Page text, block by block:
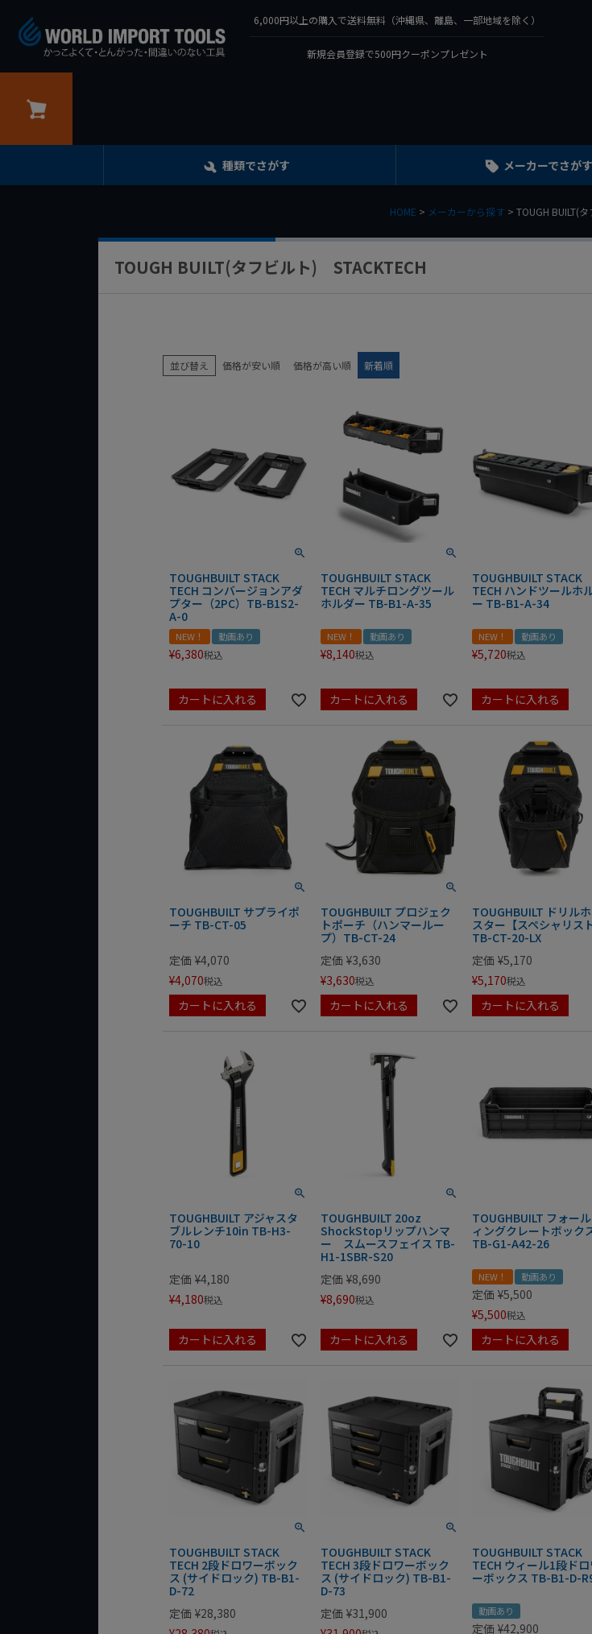
6,000円以上の購入で送料無料（沖縄県、離島、一部地域を除く）
新規会員登録で500円クーポンプレゼント
種類でさがす メーカーでさがす
HOME メーカーから探す TOUGH BUILT(
TOUGH BUILT(タフビルト) STACKTECH
並び替え 価格が安い順 価格が高い順 新着順
TOUGHBUILT STACK
TECH コンバージョンアダ
プター（2PC）TB-B1S2-
A-0
NEW！ 動画あり
¥6,380税込
カートに入れる
TOUGHBUILT STACK
TECH マルチロングツール
ホルダー TB-B1-A-35
NEW！ 動画あり
¥8,140税込
カートに入れる
TOUGHBUILT STACK
TECH ハンドツールホ
ー TB-B1-A-34
NEW！ 動画あり
¥5,720税込
カートに入れる
TOUGHBUILT サプライポ
ーチ TB-CT-05
定価 ¥4,070
¥4,070税込
カートに入れる
TOUGHBUILT プロジェク
トポーチ（ハンマールー
プ）TB-CT-24
定価 ¥3,630
¥3,630税込
カートに入れる
TOUGHBUILT ドリル
スター【スペシャリスト
TB-CT-20-LX
定価 ¥5,170
¥5,170税込
カートに入れる
TOUGHBUILT アジャスタ
ブルレンチ10in TB-H3-
70-10
定価 ¥4,180
¥4,180税込
カートに入れる
TOUGHBUILT 20oz
ShockStopリップハンマ
ー スムースフェイス TB-
H1-1SBR-S20
定価 ¥8,690
¥8,690税込
カートに入れる
TOUGHBUILT フォー
ィングクレートボック
TB-G1-A42-26
NEW！ 動画あり
定価 ¥5,500
¥5,500税込
カートに入れる
TOUGHBUILT STACK
TECH 2段ドロワーボック
ス (サイドロック) TB-B1-
D-72
定価 ¥28,380
TOUGHBUILT STACK
TECH 3段ドロワーボック
ス (サイドロック) TB-B1-
D-73
定価 ¥31,900
TOUGHBUILT STACK
TECH ウィール1段ドロ
ーボックス TB-B1-D-
動画あり
定価 ¥42,900